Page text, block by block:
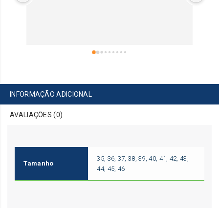
INFORMAÇÃO ADICIONAL
AVALIAÇÕES (0)
Tamanho
35, 36, 37, 38, 39, 40, 41, 42, 43,
44, 45, 46